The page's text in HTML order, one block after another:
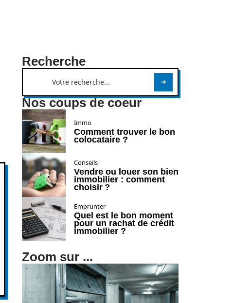
Recherche
Nos coups de coeur
Immo
Comment trouver le bon
colocataire ?
Conseils
Vendre ou louer son bien
immobilier : comment
choisir ?
Emprunter
Quel est le bon moment
pour un rachat de crédit
immobilier ?
Zoom sur ...